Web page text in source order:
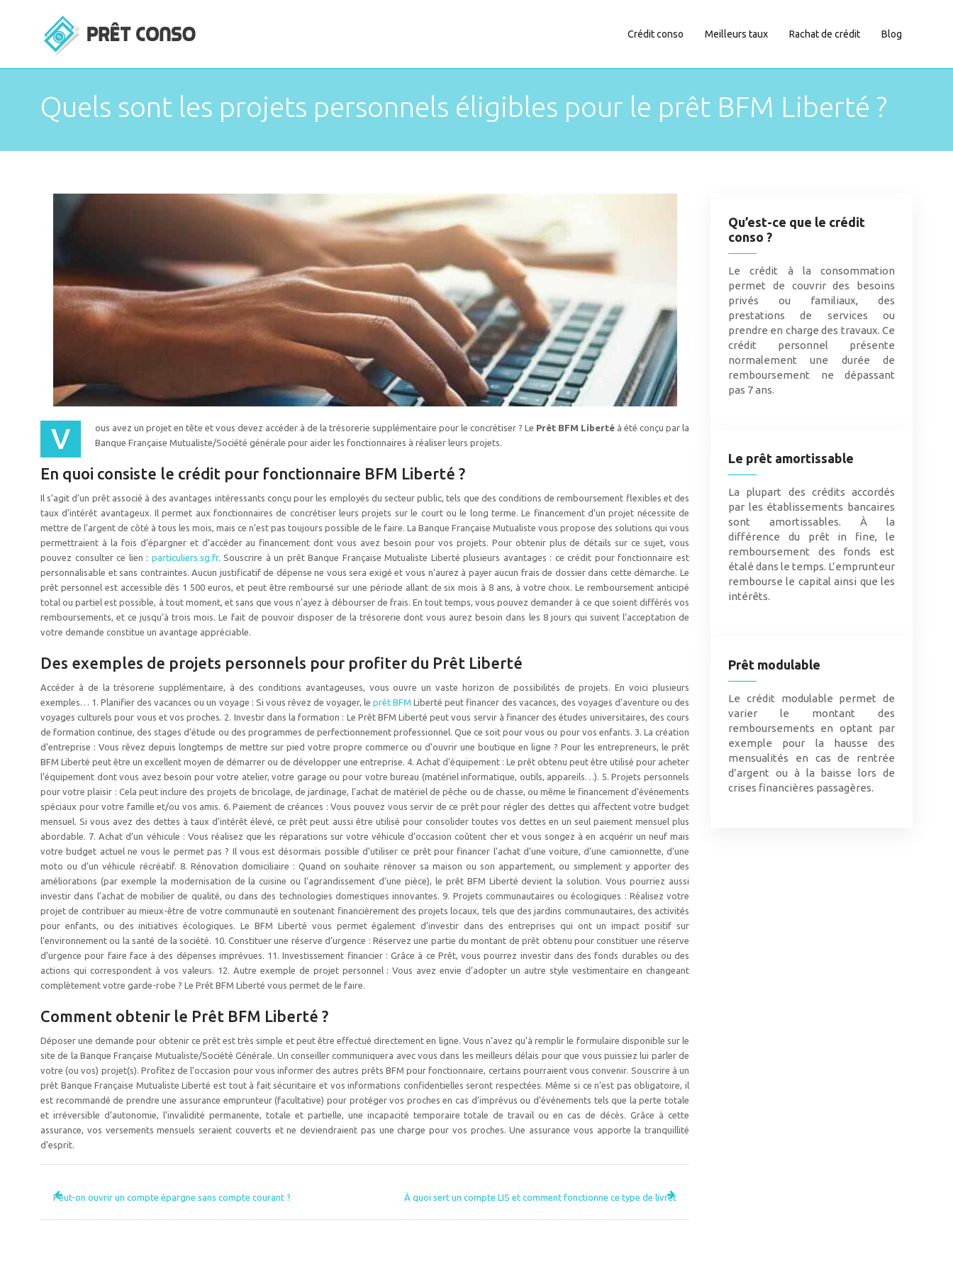
Crédit conso Meilleurs taux Rachat de crédit Blog
Quels sont les projets personnels éligibles pour le prêt BFM Liberté ?
Vous avez un projet en tête et vous devez accéder à de la trésorerie supplémentaire pour le concrétiser ? Le Prêt BFM Liberté à été conçu par la
Banque Française Mutualiste/Société générale pour aider les fonctionnaires à réaliser leurs projets.
En quoi consiste le crédit pour fonctionnaire BFM Liberté ?
Il s’agit d’un prêt associé à des avantages intéressants conçu pour les employés du secteur public, tels que des conditions de remboursement flexibles et des
taux d’intérêt avantageux. Il permet aux fonctionnaires de concrétiser leurs projets sur le court ou le long terme. Le financement d’un projet nécessite de
mettre de l’argent de côté à tous les mois, mais ce n’est pas toujours possible de le faire. La Banque Française Mutualiste vous propose des solutions qui vous
permettraient à la fois d’épargner et d’accéder au financement dont vous avez besoin pour vos projets. Pour obtenir plus de détails sur ce sujet, vous
pouvez consulter ce lien : particuliers.sg.fr. Souscrire à un prêt Banque Française Mutualiste Liberté plusieurs avantages : ce crédit pour fonctionnaire est
personnalisable et sans contraintes. Aucun justificatif de dépense ne vous sera exigé et vous n’aurez à payer aucun frais de dossier dans cette démarche. Le
prêt personnel est accessible dès 1 500 euros, et peut être remboursé sur une période allant de six mois à 8 ans, à votre choix. Le remboursement anticipé
total ou partiel est possible, à tout moment, et sans que vous n’ayez à débourser de frais. En tout temps, vous pouvez demander à ce que soient différés vos
remboursements, et ce jusqu’à trois mois. Le fait de pouvoir disposer de la trésorerie dont vous aurez besoin dans les 8 jours qui suivent l’acceptation de
votre demande constitue un avantage appréciable.
Des exemples de projets personnels pour profiter du Prêt Liberté
Accéder à de la trésorerie supplémentaire, à des conditions avantageuses, vous ouvre un vaste horizon de possibilités de projets. En voici plusieurs
exemples… 1. Planifier des vacances ou un voyage : Si vous rêvez de voyager, le prêt BFM Liberté peut financer des vacances, des voyages d’aventure ou des
voyages culturels pour vous et vos proches. 2. Investir dans la formation : Le Prêt BFM Liberté peut vous servir à financer des études universitaires, des cours
de formation continue, des stages d’étude ou des programmes de perfectionnement professionnel. Que ce soit pour vous ou pour vos enfants. 3. La création
d’entreprise : Vous rêvez depuis longtemps de mettre sur pied votre propre commerce ou d’ouvrir une boutique en ligne ? Pour les entrepreneurs, le prêt
BFM Liberté peut être un excellent moyen de démarrer ou de développer une entreprise. 4. Achat d’équipement : Le prêt obtenu peut être utilisé pour acheter
l’équipement dont vous avez besoin pour votre atelier, votre garage ou pour votre bureau (matériel informatique, outils, appareils…). 5. Projets personnels
pour votre plaisir : Cela peut inclure des projets de bricolage, de jardinage, l’achat de matériel de pêche ou de chasse, ou même le financement d’événements
spéciaux pour votre famille et/ou vos amis. 6. Paiement de créances : Vous pouvez vous servir de ce prêt pour régler des dettes qui affectent votre budget
mensuel. Si vous avez des dettes à taux d’intérêt élevé, ce prêt peut aussi être utilisé pour consolider toutes vos dettes en un seul paiement mensuel plus
abordable. 7. Achat d’un véhicule : Vous réalisez que les réparations sur votre véhicule d’occasion coûtent cher et vous songez à en acquérir un neuf mais
votre budget actuel ne vous le permet pas ? Il vous est désormais possible d’utiliser ce prêt pour financer l’achat d’une voiture, d’une camionnette, d’une
moto ou d’un véhicule récréatif. 8. Rénovation domiciliaire : Quand on souhaite rénover sa maison ou son appartement, ou simplement y apporter des
améliorations (par exemple la modernisation de la cuisine ou l’agrandissement d’une pièce), le prêt BFM Liberté devient la solution. Vous pourriez aussi
investir dans l’achat de mobilier de qualité, ou dans des technologies domestiques innovantes. 9. Projets communautaires ou écologiques : Réalisez votre
projet de contribuer au mieux-être de votre communauté en soutenant financièrement des projets locaux, tels que des jardins communautaires, des activités
pour enfants, ou des initiatives écologiques. Le BFM Liberté vous permet également d’investir dans des entreprises qui ont un impact positif sur
l’environnement ou la santé de la société. 10. Constituer une réserve d’urgence : Réservez une partie du montant de prêt obtenu pour constituer une réserve
d’urgence pour faire face à des dépenses imprévues. 11. Investissement financier : Grâce à ce Prêt, vous pourrez investir dans des fonds durables ou des
actions qui correspondent à vos valeurs. 12. Autre exemple de projet personnel : Vous avez envie d’adopter un autre style vestimentaire en changeant
complètement votre garde-robe ? Le Prêt BFM Liberté vous permet de le faire.
Comment obtenir le Prêt BFM Liberté ?
Déposer une demande pour obtenir ce prêt est très simple et peut être effectué directement en ligne. Vous n’avez qu’à remplir le formulaire disponible sur le
site de la Banque Française Mutualiste/Société Générale. Un conseiller communiquera avec vous dans les meilleurs délais pour que vous puissiez lui parler de
votre (ou vos) projet(s). Profitez de l’occasion pour vous informer des autres prêts BFM pour fonctionnaire, certains pourraient vous convenir. Souscrire à un
prêt Banque Française Mutualiste Liberté est tout à fait sécuritaire et vos informations confidentielles seront respectées. Même si ce n’est pas obligatoire, il
est recommandé de prendre une assurance emprunteur (facultative) pour protéger vos proches en cas d’imprévus ou d’événements tels que la perte totale
et irréversible d’autonomie, l’invalidité permanente, totale et partielle, une incapacité temporaire totale de travail ou en cas de décès. Grâce à cette
assurance, vos versements mensuels seraient couverts et ne deviendraient pas une charge pour vos proches. Une assurance vous apporte la tranquillité
d’esprit.
Peut-on ouvrir un compte épargne sans compte courant ? À quoi sert un compte LIS et comment fonctionne ce type de livret
Qu’est-ce que le crédit
conso ?
Le crédit à la consommation
permet de couvrir des besoins
privés ou familiaux, des
prestations de services ou
prendre en charge des travaux. Ce
crédit personnel présente
normalement une durée de
remboursement ne dépassant
pas 7 ans.
Le prêt amortissable
La plupart des crédits accordés
par les établissements bancaires
sont amortissables. À la
différence du prêt in fine, le
remboursement des fonds est
étalé dans le temps. L’emprunteur
rembourse le capital ainsi que les
intérêts.
Prêt modulable
Le crédit modulable permet de
varier le montant des
remboursements en optant par
exemple pour la hausse des
mensualités en cas de rentrée
d’argent ou à la baisse lors de
crises financières passagères.